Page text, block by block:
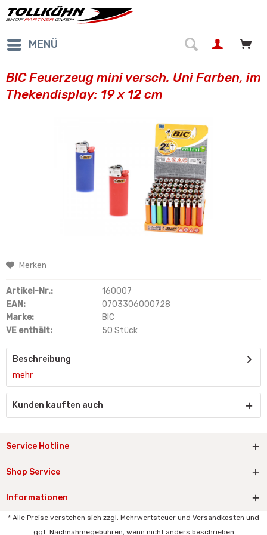
MENÜ
BIC Feuerzeug mini versch. Uni Farben, im
Thekendisplay: 19 x 12 cm
Merken
Artikel-Nr.:
160007
EAN:
0703306000728
Marke:
BIC
VE enthält:
50 Stück
Beschreibung
mehr
Kunden kauften auch
Service Hotline
Shop Service
Informationen
* Alle Preise verstehen sich zzgl. Mehrwertsteuer und Versandkosten und
ggf. Nachnahmegebühren, wenn nicht anders beschrieben